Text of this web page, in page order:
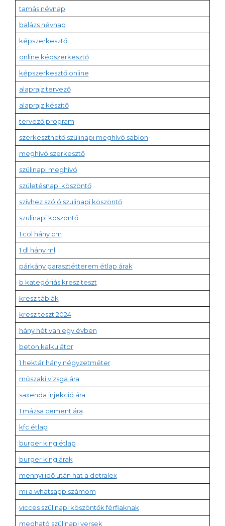
tamás névnap
balázs névnap
képszerkesztő
online képszerkesztő
képszerkesztő online
alaprajz tervező
alaprajz készítő
tervező program
szerkeszthető szülinapi meghívó sablon
meghívó szerkesztő
szülinapi meghívó
születésnapi köszöntő
szívhez szóló szülinapi köszöntő
szülinapi köszöntő
1 col hány cm
1 dl hány ml
párkány parasztétterem étlap árak
b kategóriás kresz teszt
kresz táblák
kresz teszt 2024
hány hét van egy évben
beton kalkulátor
1 hektár hány négyzetméter
műszaki vizsga ára
saxenda injekció ára
1 mázsa cement ára
kfc étlap
burger king étlap
burger king árak
mennyi idő után hat a detralex
mi a whatsapp számom
vicces szülinapi köszöntők férfiaknak
megható szülinapi versek